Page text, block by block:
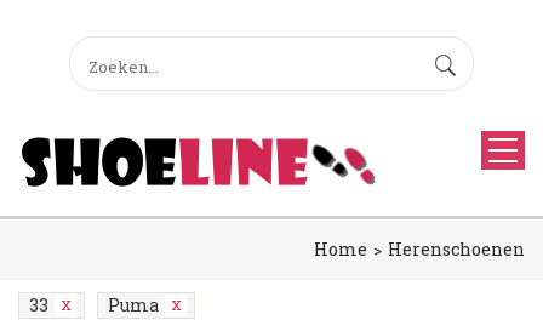
Home Herenschoenen
33 Puma